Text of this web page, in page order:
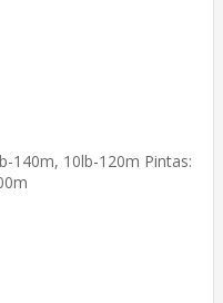
140m, 10lb-120m Pintas: